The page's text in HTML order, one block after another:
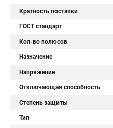
Кратность поставки
ГОСТ стандарт
Кол-во полюсов
Назначение
Напряжение
Отключающая способность
Степень защиты
Тип